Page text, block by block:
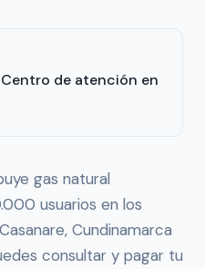
de atención en
gas natural
usuarios en los
Cundinamarca
consultar y pagar tu